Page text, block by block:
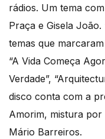
rádios. Um tema
Praça e Gisela João.
temas que
“A Vida Começa
Verdade”,
disco conta com a
Amorim, mistura
Mário Barreiros.